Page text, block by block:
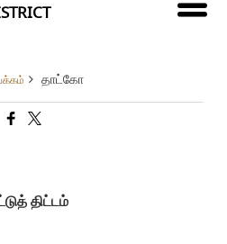
தாட்கோ
திட்டம்